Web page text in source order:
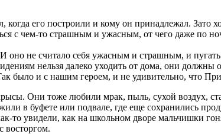
его построили и кому он принадлежал. Зато
с чем-то страшным и ужасным, от чего даже по
не считало себя ужасным и страшным, и
нельзя далеко уходить от дома, они должны
было и с нашим героем, и не удивительно, что
Они тоже любили мрак, пыль, сухой воздух,
в буфете или подвале, где еще сохранились
то увидели, как на школьном дворе мальчишки
восторгом.